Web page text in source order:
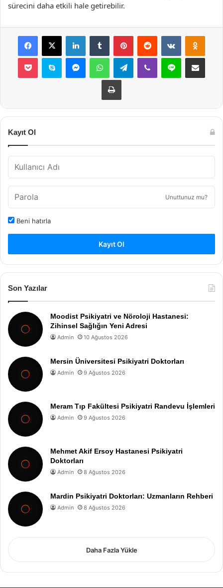
sürecini daha etkili hale getirebilir.
Facebook
X LinkedInTumblr PinterestReddit VKontakte
Pocket Skype MessengerWhatsAppTelegramViber Line E-Posta ile
Yazdır
Kayıt Ol
Unuttunuz mu?
Beni hatırla
Kayıt Ol
Son Yazılar
Moodist Psikiyatri ve Nöroloji Hastanesi:
Zihinsel Sağlığın Yeni Adresi
Admin 10 Ağustos 2026
Mersin Üniversitesi Psikiyatri Doktorları
Admin 9 Ağustos 2026
Meram Tıp Fakültesi Psikiyatri Randevu İşlemleri
Admin 9 Ağustos 2026
Mehmet Akif Ersoy Hastanesi Psikiyatri
Doktorları
Admin 8 Ağustos 2026
Mardin Psikiyatri Doktorları: Uzmanların Rehberi
Admin 8 Ağustos 2026
Daha Fazla Yükle